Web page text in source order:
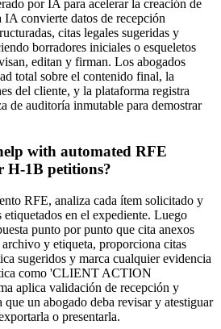
por IA para acelerar la creación de
IA convierte datos de recepción
citas legales sugeridas y
borradores iniciales o esqueletos
editan y firman. Los abogados
total sobre el contenido final, la
del cliente, y la plataforma registra
de auditoría inmutable para demostrar
with automated RFE
H-1B petitions?
RFE, analiza cada ítem solicitado y
etiquetados en el expediente. Luego
punto por punto que cita anexos
y etiqueta, proporciona citas
sugeridos y marca cualquier evidencia
como 'CLIENT ACTION
aplica validación de recepción y
que un abogado deba revisar y atestiguar
o presentarla.